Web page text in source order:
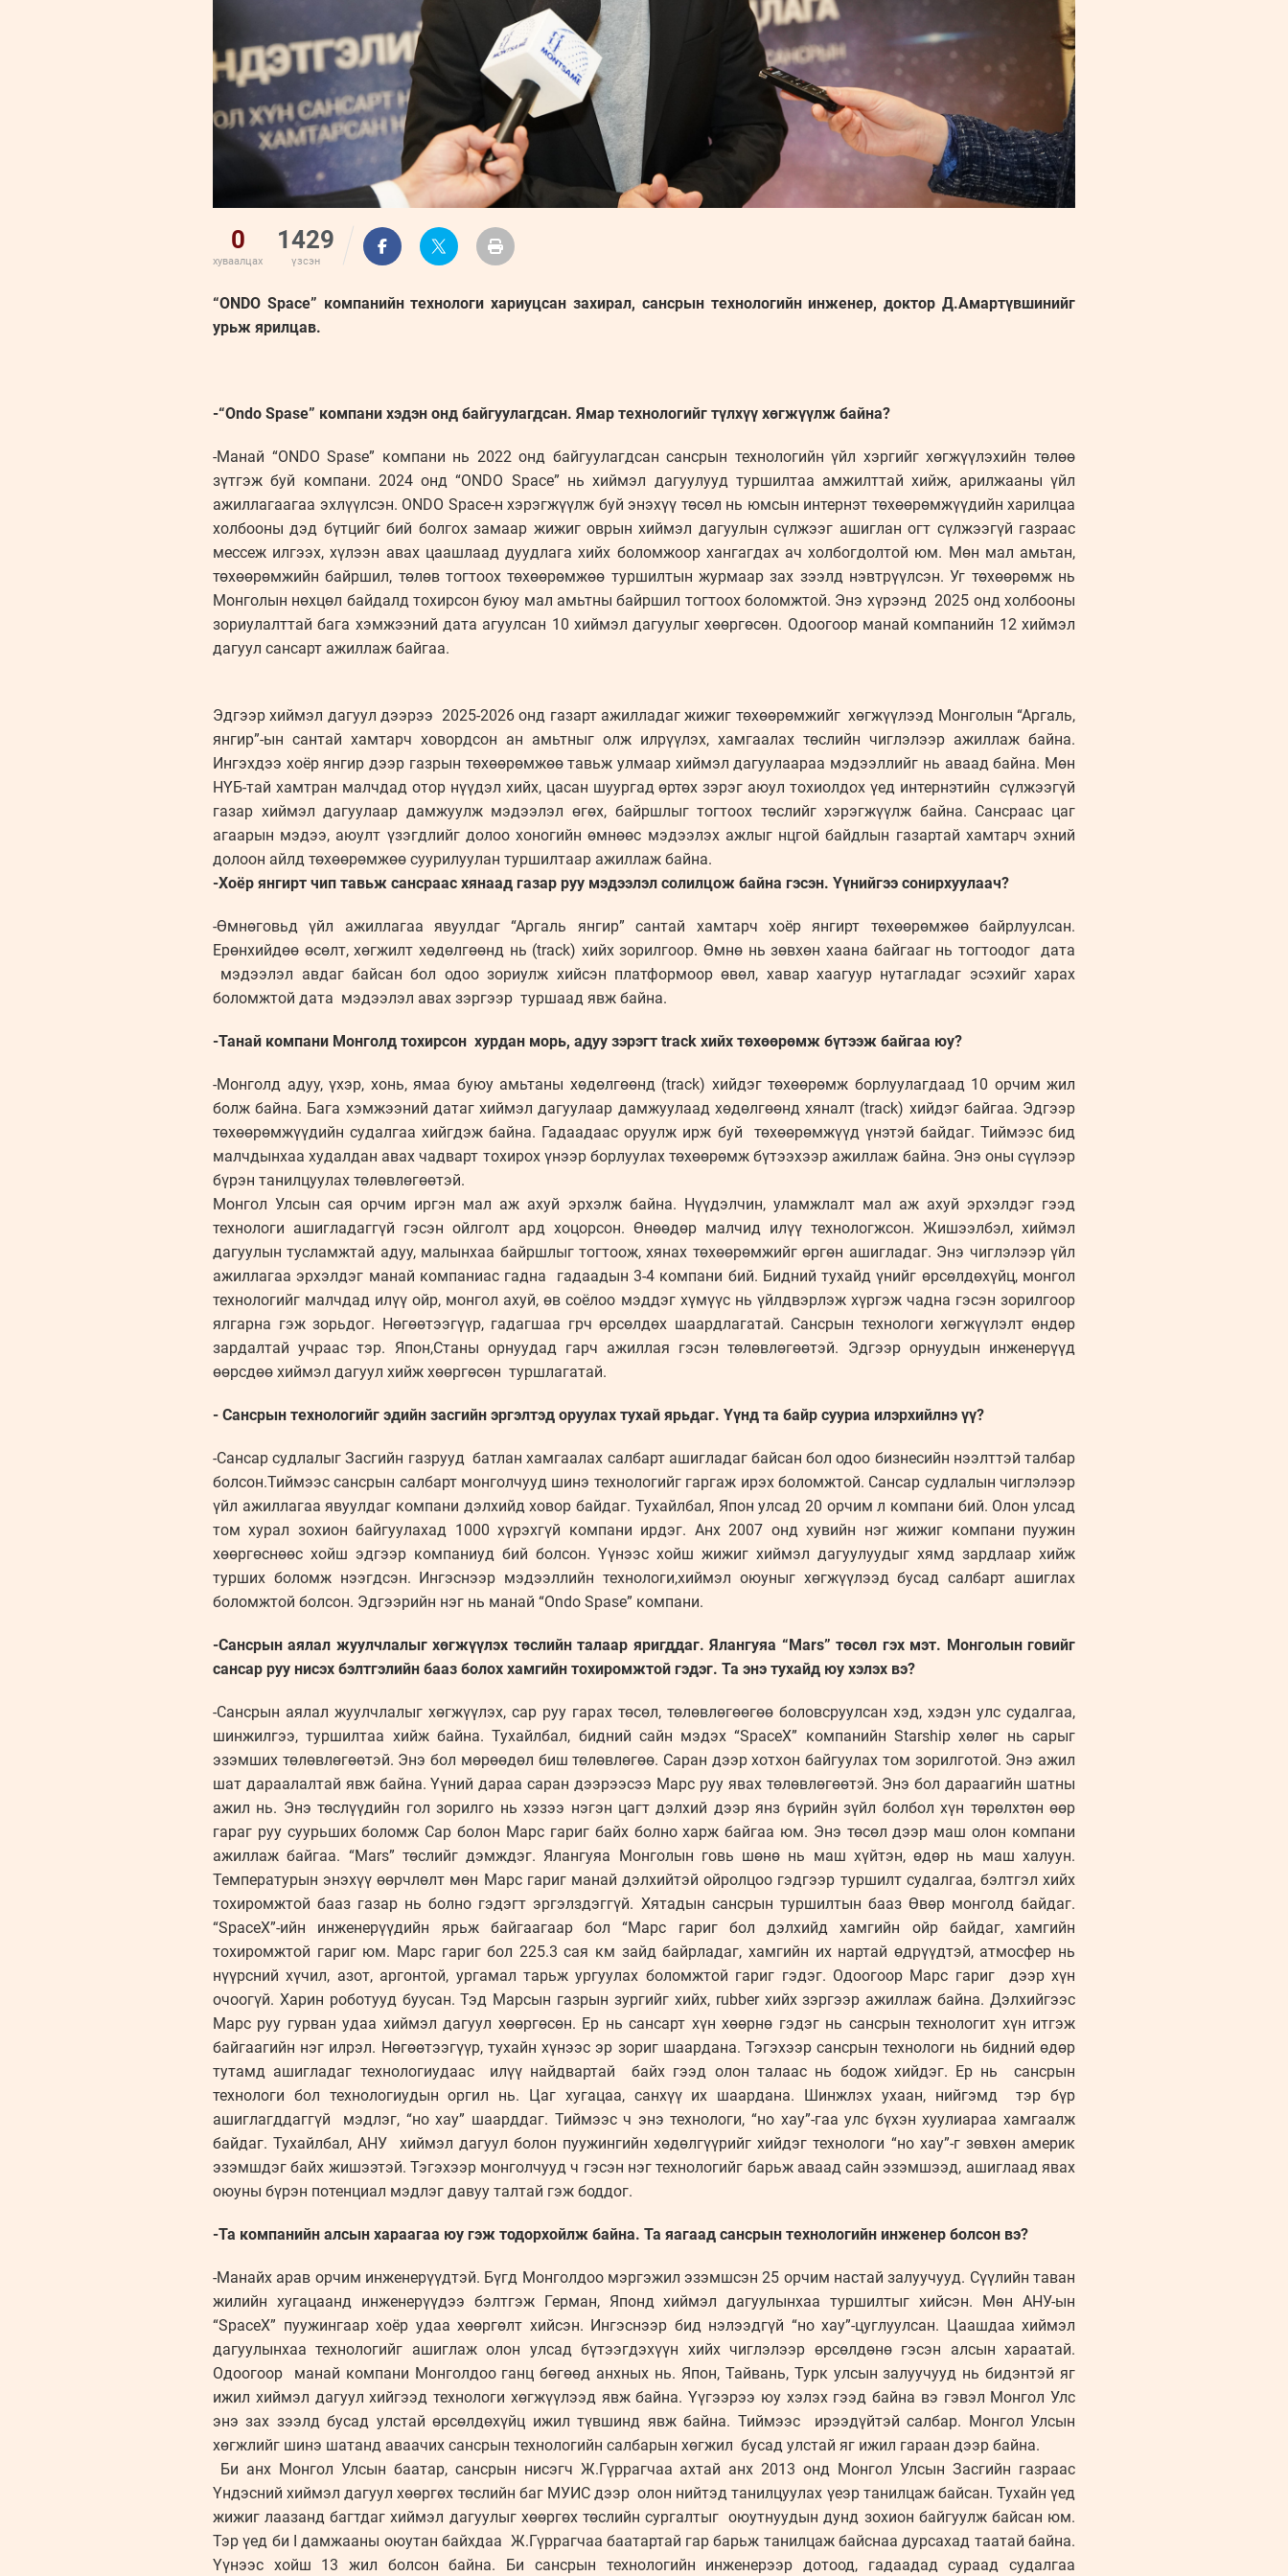
0
хуваалцах
1429
үзсэн
“ONDO Space” компанийн технологи хариуцсан захирал, сансрын технологийн инженер, доктор Д.Амартүвшинийг
урьж ярилцав.
-“Ondo Spase” компани хэдэн онд байгуулагдсан. Ямар технологийг түлхүү хөгжүүлж байна?
-Манай “ONDO Spase” компани нь 2022 онд байгуулагдсан сансрын технологийн үйл хэргийг хөгжүүлэхийн төлөө
зүтгэж буй компани. 2024 онд “ONDO Space” нь хиймэл дагуулууд туршилтаа амжилттай хийж, арилжааны үйл
ажиллагаагаа эхлүүлсэн. ONDO Space-н хэрэгжүүлж буй энэхүү төсөл нь юмсын интернэт төхөөрөмжүүдийн харилцаа
холбооны дэд бүтцийг бий болгох замаар жижиг оврын хиймэл дагуулын сүлжээг ашиглан огт сүлжээгүй газраас
мессеж илгээх, хүлээн авах цаашлаад дуудлага хийх боломжоор хангагдах ач холбогдолтой юм. Мөн мал амьтан,
төхөөрөмжийн байршил, төлөв тогтоох төхөөрөмжөө туршилтын журмаар зах зээлд нэвтрүүлсэн. Уг төхөөрөмж нь
Монголын нөхцөл байдалд тохирсон буюу мал амьтны байршил тогтоох боломжтой. Энэ хүрээнд 2025 онд холбооны
зориулалттай бага хэмжээний дата агуулсан 10 хиймэл дагуулыг хөөргөсөн. Одоогоор манай компанийн 12 хиймэл
дагуул сансарт ажиллаж байгаа.
Эдгээр хиймэл дагуул дээрээ 2025-2026 онд газарт ажилладаг жижиг төхөөрөмжийг хөгжүүлээд Монголын “Аргаль,
янгир”-ын сантай хамтарч ховордсон ан амьтныг олж илрүүлэх, хамгаалах төслийн чиглэлээр ажиллаж байна.
Ингэхдээ хоёр янгир дээр газрын төхөөрөмжөө тавьж улмаар хиймэл дагуулаараа мэдээллийг нь аваад байна. Мөн
НҮБ-тай хамтран малчдад отор нүүдэл хийх, цасан шуургад өртөх зэрэг аюул тохиолдох үед интернэтийн сүлжээгүй
газар хиймэл дагуулаар дамжуулж мэдээлэл өгөх, байршлыг тогтоох төслийг хэрэгжүүлж байна. Сансраас цаг
агаарын мэдээ, аюулт үзэгдлийг долоо хоногийн өмнөөс мэдээлэх ажлыг нцгой байдлын газартай хамтарч эхний
долоон айлд төхөөрөмжөө суурилуулан туршилтаар ажиллаж байна.
-Хоёр янгирт чип тавьж сансраас хянаад газар руу мэдээлэл солилцож байна гэсэн. Үүнийгээ сонирхуулаач?
-Өмнөговьд үйл ажиллагаа явуулдаг “Аргаль янгир” сантай хамтарч хоёр янгирт төхөөрөмжөө байрлуулсан.
Ерөнхийдөө өсөлт, хөгжилт хөдөлгөөнд нь (track) хийх зорилгоор. Өмнө нь зөвхөн хаана байгааг нь тогтоодог дата
мэдээлэл авдаг байсан бол одоо зориулж хийсэн платформоор өвөл, хавар хаагуур нутагладаг эсэхийг харах
боломжтой дата мэдээлэл авах зэргээр туршаад явж байна.
-Танай компани Монголд тохирсон хурдан морь, адуу зэрэгт track хийх төхөөрөмж бүтээж байгаа юу?
-Монголд адуу, үхэр, хонь, ямаа буюу амьтаны хөдөлгөөнд (track) хийдэг төхөөрөмж борлуулагдаад 10 орчим жил
болж байна. Бага хэмжээний датаг хиймэл дагуулаар дамжуулаад хөдөлгөөнд хяналт (track) хийдэг байгаа. Эдгээр
төхөөрөмжүүдийн судалгаа хийгдэж байна. Гадаадаас оруулж ирж буй төхөөрөмжүүд үнэтэй байдаг. Тиймээс бид
малчдынхаа худалдан авах чадварт тохирох үнээр борлуулах төхөөрөмж бүтээхээр ажиллаж байна. Энэ оны сүүлээр
бүрэн танилцуулах төлөвлөгөөтэй.
Монгол Улсын сая орчим иргэн мал аж ахуй эрхэлж байна. Нүүдэлчин, уламжлалт мал аж ахуй эрхэлдэг гээд
технологи ашигладаггүй гэсэн ойлголт ард хоцорсон. Өнөөдөр малчид илүү технологжсон. Жишээлбэл, хиймэл
дагуулын тусламжтай адуу, малынхаа байршлыг тогтоож, хянах төхөөрөмжийг өргөн ашигладаг. Энэ чиглэлээр үйл
ажиллагаа эрхэлдэг манай компаниас гадна гадаадын 3-4 компани бий. Бидний тухайд үнийг өрсөлдөхүйц, монгол
технологийг малчдад илүү ойр, монгол ахуй, өв соёлоо мэддэг хүмүүс нь үйлдвэрлэж хүргэж чадна гэсэн зорилгоор
ялгарна гэж зорьдог. Нөгөөтээгүүр, гадагшаа грч өрсөлдөх шаардлагатай. Сансрын технологи хөгжүүлэлт өндөр
зардалтай учраас тэр. Япон,Станы орнуудад гарч ажиллая гэсэн төлөвлөгөөтэй. Эдгээр орнуудын инженерүүд
өөрсдөө хиймэл дагуул хийж хөөргөсөн туршлагатай.
- Сансрын технологийг эдийн засгийн эргэлтэд оруулах тухай ярьдаг. Үүнд та байр сууриа илэрхийлнэ үү?
-Сансар судлалыг Засгийн газрууд батлан хамгаалах салбарт ашигладаг байсан бол одоо бизнесийн нээлттэй талбар
болсон.Тиймээс сансрын салбарт монголчууд шинэ технологийг гаргаж ирэх боломжтой. Сансар судлалын чиглэлээр
үйл ажиллагаа явуулдаг компани дэлхийд ховор байдаг. Тухайлбал, Япон улсад 20 орчим л компани бий. Олон улсад
том хурал зохион байгуулахад 1000 хүрэхгүй компани ирдэг. Анх 2007 онд хувийн нэг жижиг компани пуужин
хөөргөснөөс хойш эдгээр компаниуд бий болсон. Үүнээс хойш жижиг хиймэл дагуулуудыг хямд зардлаар хийж
турших боломж нээгдсэн. Ингэснээр мэдээллийн технологи,хиймэл оюуныг хөгжүүлээд бусад салбарт ашиглах
боломжтой болсон. Эдгээрийн нэг нь манай “Ondo Spase” компани.
-Сансрын аялал жуулчлалыг хөгжүүлэх төслийн талаар яригддаг. Ялангуяа “Mars” төсөл гэх мэт. Монголын говийг
сансар руу нисэх бэлтгэлийн бааз болох хамгийн тохиромжтой гэдэг. Та энэ тухайд юу хэлэх вэ?
-Сансрын аялал жуулчлалыг хөгжүүлэх, сар руу гарах төсөл, төлөвлөгөөгөө боловсруулсан хэд, хэдэн улс судалгаа,
шинжилгээ, туршилтаа хийж байна. Тухайлбал, бидний сайн мэдэх “SpaceX” компанийн Starship хөлөг нь сарыг
эзэмших төлөвлөгөөтэй. Энэ бол мөрөөдөл биш төлөвлөгөө. Саран дээр хотхон байгуулах том зорилготой. Энэ ажил
шат дараалалтай явж байна. Үүний дараа саран дээрээсээ Марс руу явах төлөвлөгөөтэй. Энэ бол дараагийн шатны
ажил нь. Энэ төслүүдийн гол зорилго нь хэзээ нэгэн цагт дэлхий дээр янз бүрийн зүйл болбол хүн төрөлхтөн өөр
гараг руу суурьших боломж Сар болон Марс гариг байх болно харж байгаа юм. Энэ төсөл дээр маш олон компани
ажиллаж байгаа. “Mars” төслийг дэмждэг. Ялангуяа Монголын говь шөнө нь маш хүйтэн, өдөр нь маш халуун.
Температурын энэхүү өөрчлөлт мөн Марс гариг манай дэлхийтэй ойролцоо гэдгээр туршилт судалгаа, бэлтгэл хийх
тохиромжтой бааз газар нь болно гэдэгт эргэлздэггүй. Хятадын сансрын туршилтын бааз Өвөр монголд байдаг.
“SpaceX”-ийн инженерүүдийн ярьж байгаагаар бол “Марс гариг бол дэлхийд хамгийн ойр байдаг, хамгийн
тохиромжтой гариг юм. Марс гариг бол 225.3 сая км зайд байрладаг, хамгийн их нартай өдрүүдтэй, атмосфер нь
нүүрсний хүчил, азот, аргонтой, ургамал тарьж ургуулах боломжтой гариг гэдэг. Одоогоор Mарс гариг дээр хүн
очоогүй. Харин роботууд буусан. Тэд Марсын газрын зургийг хийх, rubber хийх зэргээр ажиллаж байна. Дэлхийгээс
Марс руу гурван удаа хиймэл дагуул хөөргөсөн. Ер нь сансарт хүн хөөрнө гэдэг нь сансрын технологит хүн итгэж
байгаагийн нэг илрэл. Нөгөөтээгүүр, тухайн хүнээс эр зориг шаардана. Тэгэхээр сансрын технологи нь бидний өдөр
тутамд ашигладаг технологиудаас илүү найдвартай байх гээд олон талаас нь бодож хийдэг. Ер нь сансрын
технологи бол технологиудын оргил нь. Цаг хугацаа, санхүү их шаардана. Шинжлэх ухаан, нийгэмд тэр бүр
ашиглагддаггүй мэдлэг, “но хау” шаарддаг. Тиймээс ч энэ технологи, “но хау”-гаа улс бүхэн хуулиараа хамгаалж
байдаг. Тухайлбал, АНУ хиймэл дагуул болон пуужингийн хөдөлгүүрийг хийдэг технологи “но хау”-г зөвхөн америк
эзэмшдэг байх жишээтэй. Тэгэхээр монголчууд ч гэсэн нэг технологийг барьж аваад сайн эзэмшээд, ашиглаад явах
оюуны бүрэн потенциал мэдлэг давуу талтай гэж боддог.
-Та компанийн алсын хараагаа юу гэж тодорхойлж байна. Та яагаад сансрын технологийн инженер болсон вэ?
-Манайх арав орчим инженерүүдтэй. Бүгд Монголдоо мэргэжил эзэмшсэн 25 орчим настай залуучууд. Сүүлийн таван
жилийн хугацаанд инженерүүдээ бэлтгэж Герман, Японд хиймэл дагуулынхаа туршилтыг хийсэн. Мөн АНУ-ын
“SpaceX” пуужингаар хоёр удаа хөөргөлт хийсэн. Ингэснээр бид нэлээдгүй “но хау”-цуглуулсан. Цаашдаа хиймэл
дагуулынхаа технологийг ашиглаж олон улсад бүтээгдэхүүн хийх чиглэлээр өрсөлдөнө гэсэн алсын хараатай.
Одоогоор манай компани Монголдоо ганц бөгөөд анхных нь. Япон, Тайвань, Турк улсын залуучууд нь бидэнтэй яг
ижил хиймэл дагуул хийгээд технологи хөгжүүлээд явж байна. Үүгээрээ юу хэлэх гээд байна вэ гэвэл Монгол Улс
энэ зах зээлд бусад улстай өрсөлдөхүйц ижил түвшинд явж байна. Тиймээс ирээдүйтэй салбар. Монгол Улсын
хөгжлийг шинэ шатанд аваачих сансрын технологийн салбарын хөгжил бусад улстай яг ижил гараан дээр байна.
Би анх Монгол Улсын баатар, сансрын нисэгч Ж.Гүррагчаа ахтай анх 2013 онд Монгол Улсын Засгийн газраас
Үндэсний хиймэл дагуул хөөргөх төслийн баг МУИС дээр олон нийтэд танилцуулах үеэр танилцаж байсан. Тухайн үед
жижиг лаазанд багтдаг хиймэл дагуулыг хөөргөх төслийн сургалтыг оюутнуудын дунд зохион байгуулж байсан юм.
Тэр үед би I дамжааны оюутан байхдаа Ж.Гүррагчаа баатартай гар барьж танилцаж байснаа дурсахад таатай байна.
Үүнээс хойш 13 жил болсон байна. Би сансрын технологийн инженерээр дотоод, гадаадад сураад судалгаа